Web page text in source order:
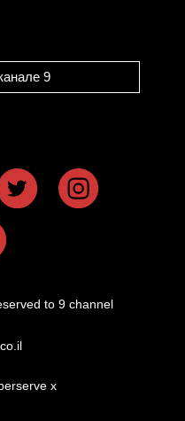
9
to 9 channel
x